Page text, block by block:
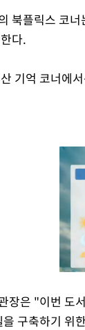
북플릭스 코
다.
기억 코너에
장은 "이번 도
구축하기 위